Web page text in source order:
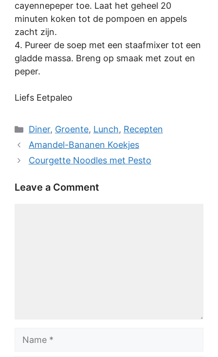
cayennepeper toe. Laat het geheel 20
minuten koken tot de pompoen en appels
zacht zijn.
4. Pureer de soep met een staafmixer tot een
gladde massa. Breng op smaak met zout en
peper.
Liefs Eetpaleo
Categories
Diner, Groente, Lunch, Recepten
Amandel-Bananen Koekjes
Courgette Noodles met Pesto
Leave a Comment
Name